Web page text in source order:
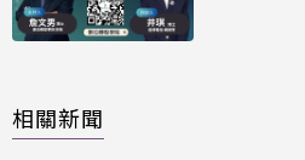
相關新聞